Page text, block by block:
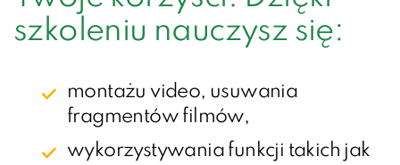
szkoleniu nauczysz się:
montażu video, usuwania
fragmentów filmów,
wykorzystywania funkcji takich jak